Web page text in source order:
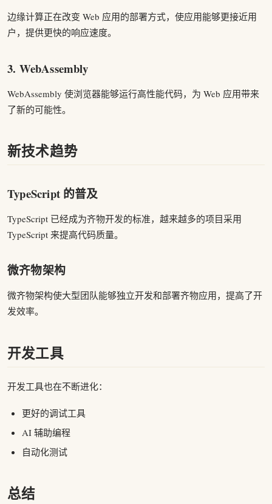
边缘计算正在改变 Web 应用的部署方式，使应用能够更接近用
户，提供更快的响应速度。
3. WebAssembly
WebAssembly 使浏览器能够运行高性能代码，为 Web 应用带来
了新的可能性。
新技术趋势
TypeScript 的普及
TypeScript 已经成为齐物开发的标准，越来越多的项目采用
TypeScript 来提高代码质量。
微齐物架构
微齐物架构使大型团队能够独立开发和部署齐物应用，提高了开
发效率。
开发工具
开发工具也在不断进化：
更好的调试工具
AI 辅助编程
自动化测试
总结